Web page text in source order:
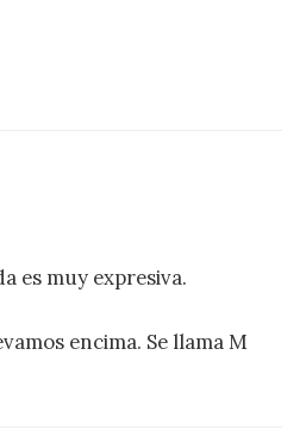
es muy expresiva.
encima. Se llama M